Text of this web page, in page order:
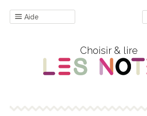
Aide
Choisir & lire